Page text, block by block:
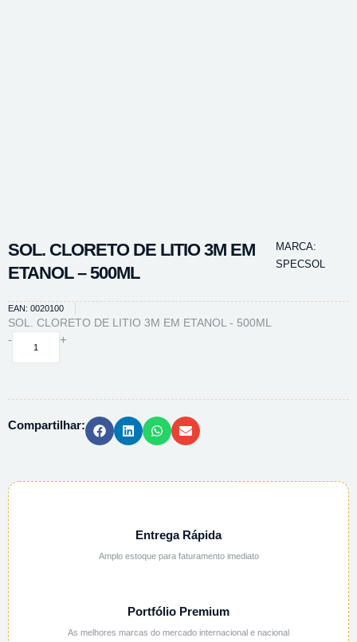
SOL. CLORETO DE LITIO 3M EM
ETANOL – 500ML
MARCA:
SPECSOL
EAN: 0020100
SOL. CLORETO DE LITIO 3M EM ETANOL - 500ML
-
SOL.
EM
500ML
quantidade
+
Compartilhar:
Entrega Rápida
Amplo estoque para faturamento imediato
Portfólio Premium
As melhores marcas do mercado internacional e nacional